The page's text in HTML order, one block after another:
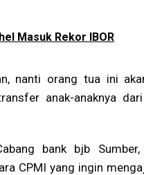
Masuk Rekor IBOR
nanti orang tua ini
anak-anaknya
bank bjb Sumber,
CPMI yang ingin